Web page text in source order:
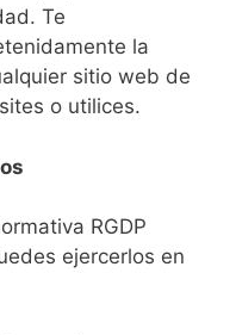
Te
la
sitio web de
o utilices.
RGDP
ejercerlos en